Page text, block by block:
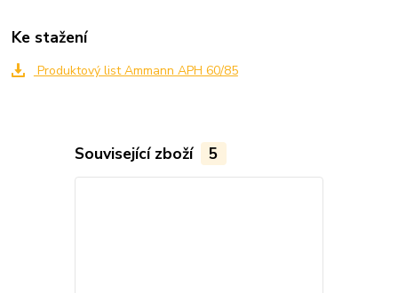
Ke stažení
Produktový list Ammann APH 60/85
Související zboží 5